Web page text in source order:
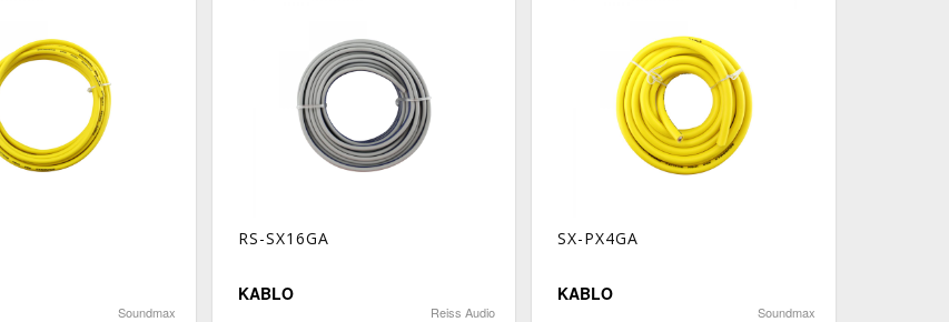
Soundmax
RS-SX16GA
KABLO
Reiss Audio
SX-PX4GA
KABLO
Soundmax